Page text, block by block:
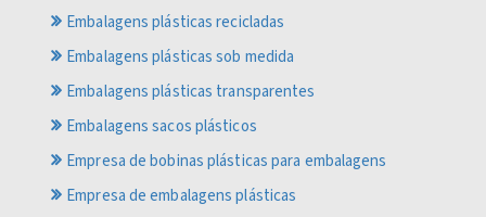
Embalagens plásticas recicladas
Embalagens plásticas sob medida
Embalagens plásticas transparentes
Embalagens sacos plásticos
Empresa de bobinas plásticas para embalagens
Empresa de embalagens plásticas